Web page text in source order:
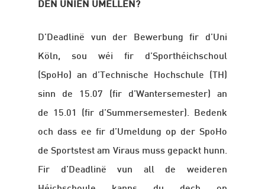
DEN UNIEN UMELLEN?
D’Deadlinë vun der Bewerbung fir d’Uni
Köln, sou wéi fir d’Sporthéichschoul
(SpoHo) an d’Technische Hochschule (TH)
sinn de 15.07 (fir d’Wantersemester) an
de 15.01 (fir d’Summersemester). Bedenk
och dass ee fir d’Umeldung op der SpoHo
de Sportstest am Viraus muss gepackt hunn.
Fir d’Deadlinë vun all de weideren